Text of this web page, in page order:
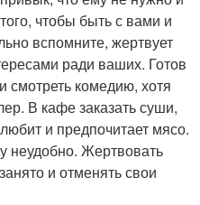
чтобы быть с вами и
вспомните, жертвует
ради ваших. Готов
смотреть комедию, хотя
В кафе заказать суши,
и предпочитает мясо.
неудобно. Жертвовать
и отменять свои